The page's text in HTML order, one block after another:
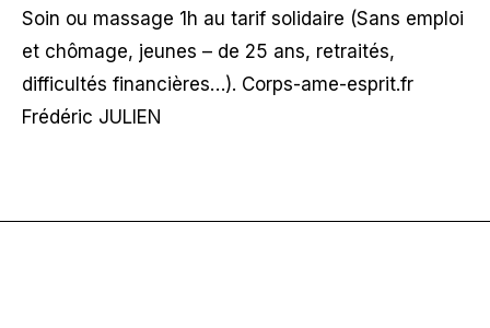
Soin ou massage 1h au tarif solidaire (Sans emploi
et chômage, jeunes – de 25 ans, retraités,
difficultés financières…). Corps-ame-esprit.fr
Frédéric JULIEN
SOLIDAIRE
1H